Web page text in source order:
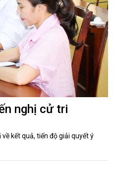
KẾT NGOÀI
ĐBND tỉnh Nghệ An
ĐBND tỉnh Nghệ An
thông tin điện tử tỉnh Nghệ An
thông tin điện tử Quốc hội
dữ liệu quốc gia về văn bản pháp
Đại biểu nhân dân
nghị cử tri
kết quả, tiến độ giải quyết ý